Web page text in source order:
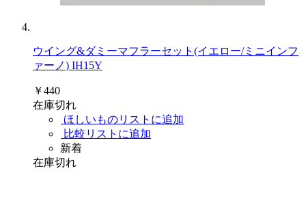
ウイング&ダミーマフラーセット(イエロー/ミニインフ
ァーノ) IH15Y
￥440
在庫切れ
ほしいものリストに追加
比較リストに追加
新着
在庫切れ